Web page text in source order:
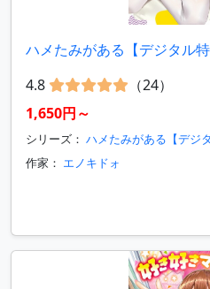
ハメたみがある【デジタル特
4.8
（24）
1,650円～
シリーズ： ハメたみがある【デジ
作家： エノキドォ